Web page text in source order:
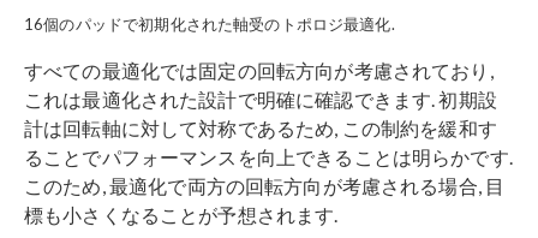
16個のパッドで初期化された軸受のトポロジ最適化.
すべての最適化では固定の回転方向が考慮されており,
これは最適化された設計で明確に確認できます. 初期設
計は回転軸に対して対称であるため, この制約を緩和す
ることでパフォーマンスを向上できることは明らかです.
このため, 最適化で両方の回転方向が考慮される場合, 目
標も小さくなることが予想されます.